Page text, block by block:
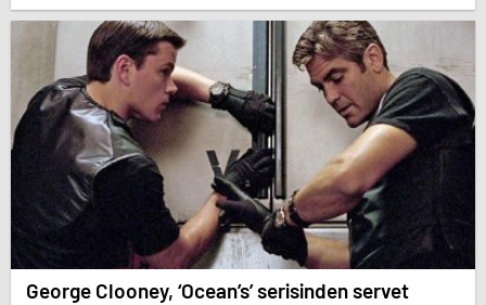
George Clooney, ‘Ocean’s’ serisinden servet